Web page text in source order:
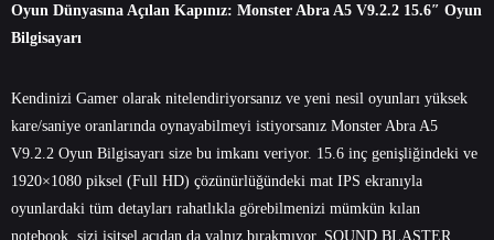
Oyun Dünyasına Açılan Kapınız: Monster Abra A5 V9.2.2 15.6″ Oyun
Bilgisayarı
Kendinizi Gamer olarak nitelendiriyorsanız ve yeni nesil oyunları yüksek
kare/saniye oranlarında oynayabilmeyi istiyorsanız Monster Abra A5
V9.2.2 Oyun Bilgisayarı size bu imkanı veriyor. 15.6 inç genişliğindeki ve
1920×1080 piksel (Full HD) çözünürlüğündeki mat IPS ekranıyla
oyunlardaki tüm detayları rahatlıkla görebilmenizi mümkün kılan
notebook, sizi işitsel açıdan da yalnız bırakmıyor. SOUND BLASTER